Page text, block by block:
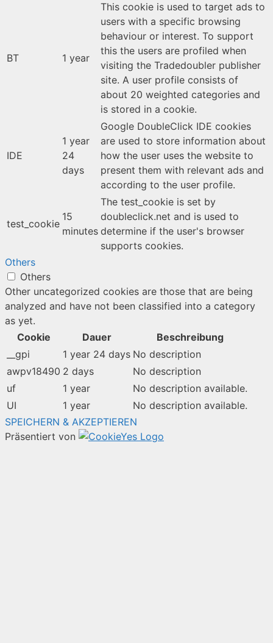
BT 1 year
This cookie is used to target ads to
users with a specific browsing
behaviour or interest. To support
this the users are profiled when
visiting the Tradedoubler publisher
site. A user profile consists of
about 20 weighted categories and
is stored in a cookie.
IDE
1 year
24
days
Google DoubleClick IDE cookies
are used to store information about
how the user uses the website to
present them with relevant ads and
according to the user profile.
test_cookie
15
minutes
The test_cookie is set by
doubleclick.net and is used to
determine if the user's browser
supports cookies.
Others
Others
Other uncategorized cookies are those that are being
analyzed and have not been classified into a category
as yet.
Cookie
Dauer
Beschreibung
__gpi
1 year 24 days No description
awpv18490 2 days
No description
uf
1 year
No description available.
UI
1 year
No description available.
SPEICHERN & AKZEPTIEREN
Präsentiert von